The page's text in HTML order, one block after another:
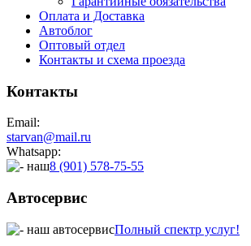
Оплата и Доставка
Автоблог
Оптовый отдел
Контакты и схема проезда
Контакты
Email:
starvan@mail.ru
Whatsapp:
8 (901) 578-75-55
Автосервис
Полный спектр услуг!